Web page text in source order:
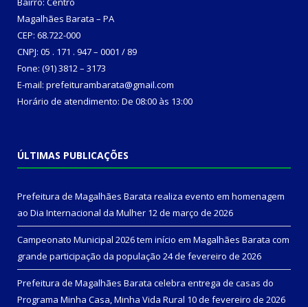
Magalhães Barata – PA
CEP: 68.722-000
CNPJ: 05 . 171 . 947 – 0001 / 89
Fone: (91) 3812 – 3173
E-mail: prefeiturambarata@gmail.com
Horário de atendimento: De 08:00 às 13:00
ÚLTIMAS PUBLICAÇÕES
Prefeitura de Magalhães Barata realiza evento em homenagem
ao Dia Internacional da Mulher 12 de março de 2026
Campeonato Municipal 2026 tem início em Magalhães Barata com
grande participação da população 24 de fevereiro de 2026
Prefeitura de Magalhães Barata celebra entrega de casas do
Programa Minha Casa, Minha Vida Rural 10 de fevereiro de 2026